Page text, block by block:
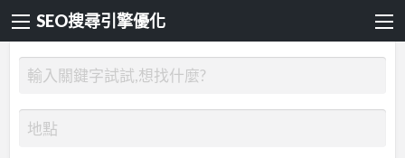
SEO搜尋引擎優化